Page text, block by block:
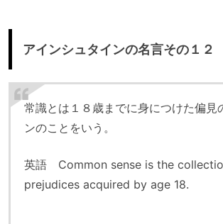
アインシュタインの名言その１
常識とは１８歳までに身につけた偏見
ンのことをいう。
英語 Common sense is the
prejudices acquired by age 18.